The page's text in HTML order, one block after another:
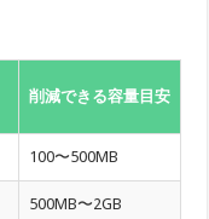
削減できる容量目安
100〜500MB
500MB〜2GB